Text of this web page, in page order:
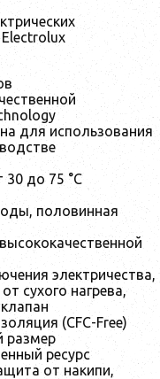
для использования
30 до 75 °С
половинная
электричества,
сухого нагрева,
(CFC-Free)
размер
ресурс
от накипи,